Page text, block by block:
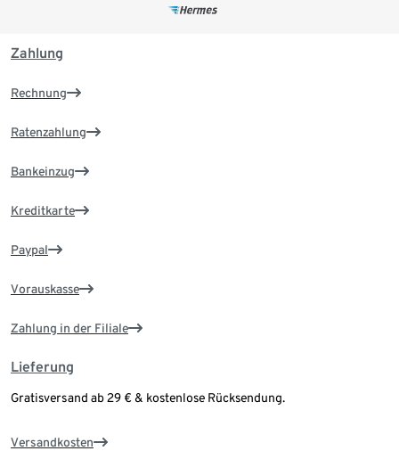
Zahlung
Rechnung
Ratenzahlung
Bankeinzug
Kreditkarte
Paypal
Vorauskasse
Zahlung in der Filiale
Lieferung
Gratisversand ab 29 € & kostenlose Rücksendung.
Versandkosten